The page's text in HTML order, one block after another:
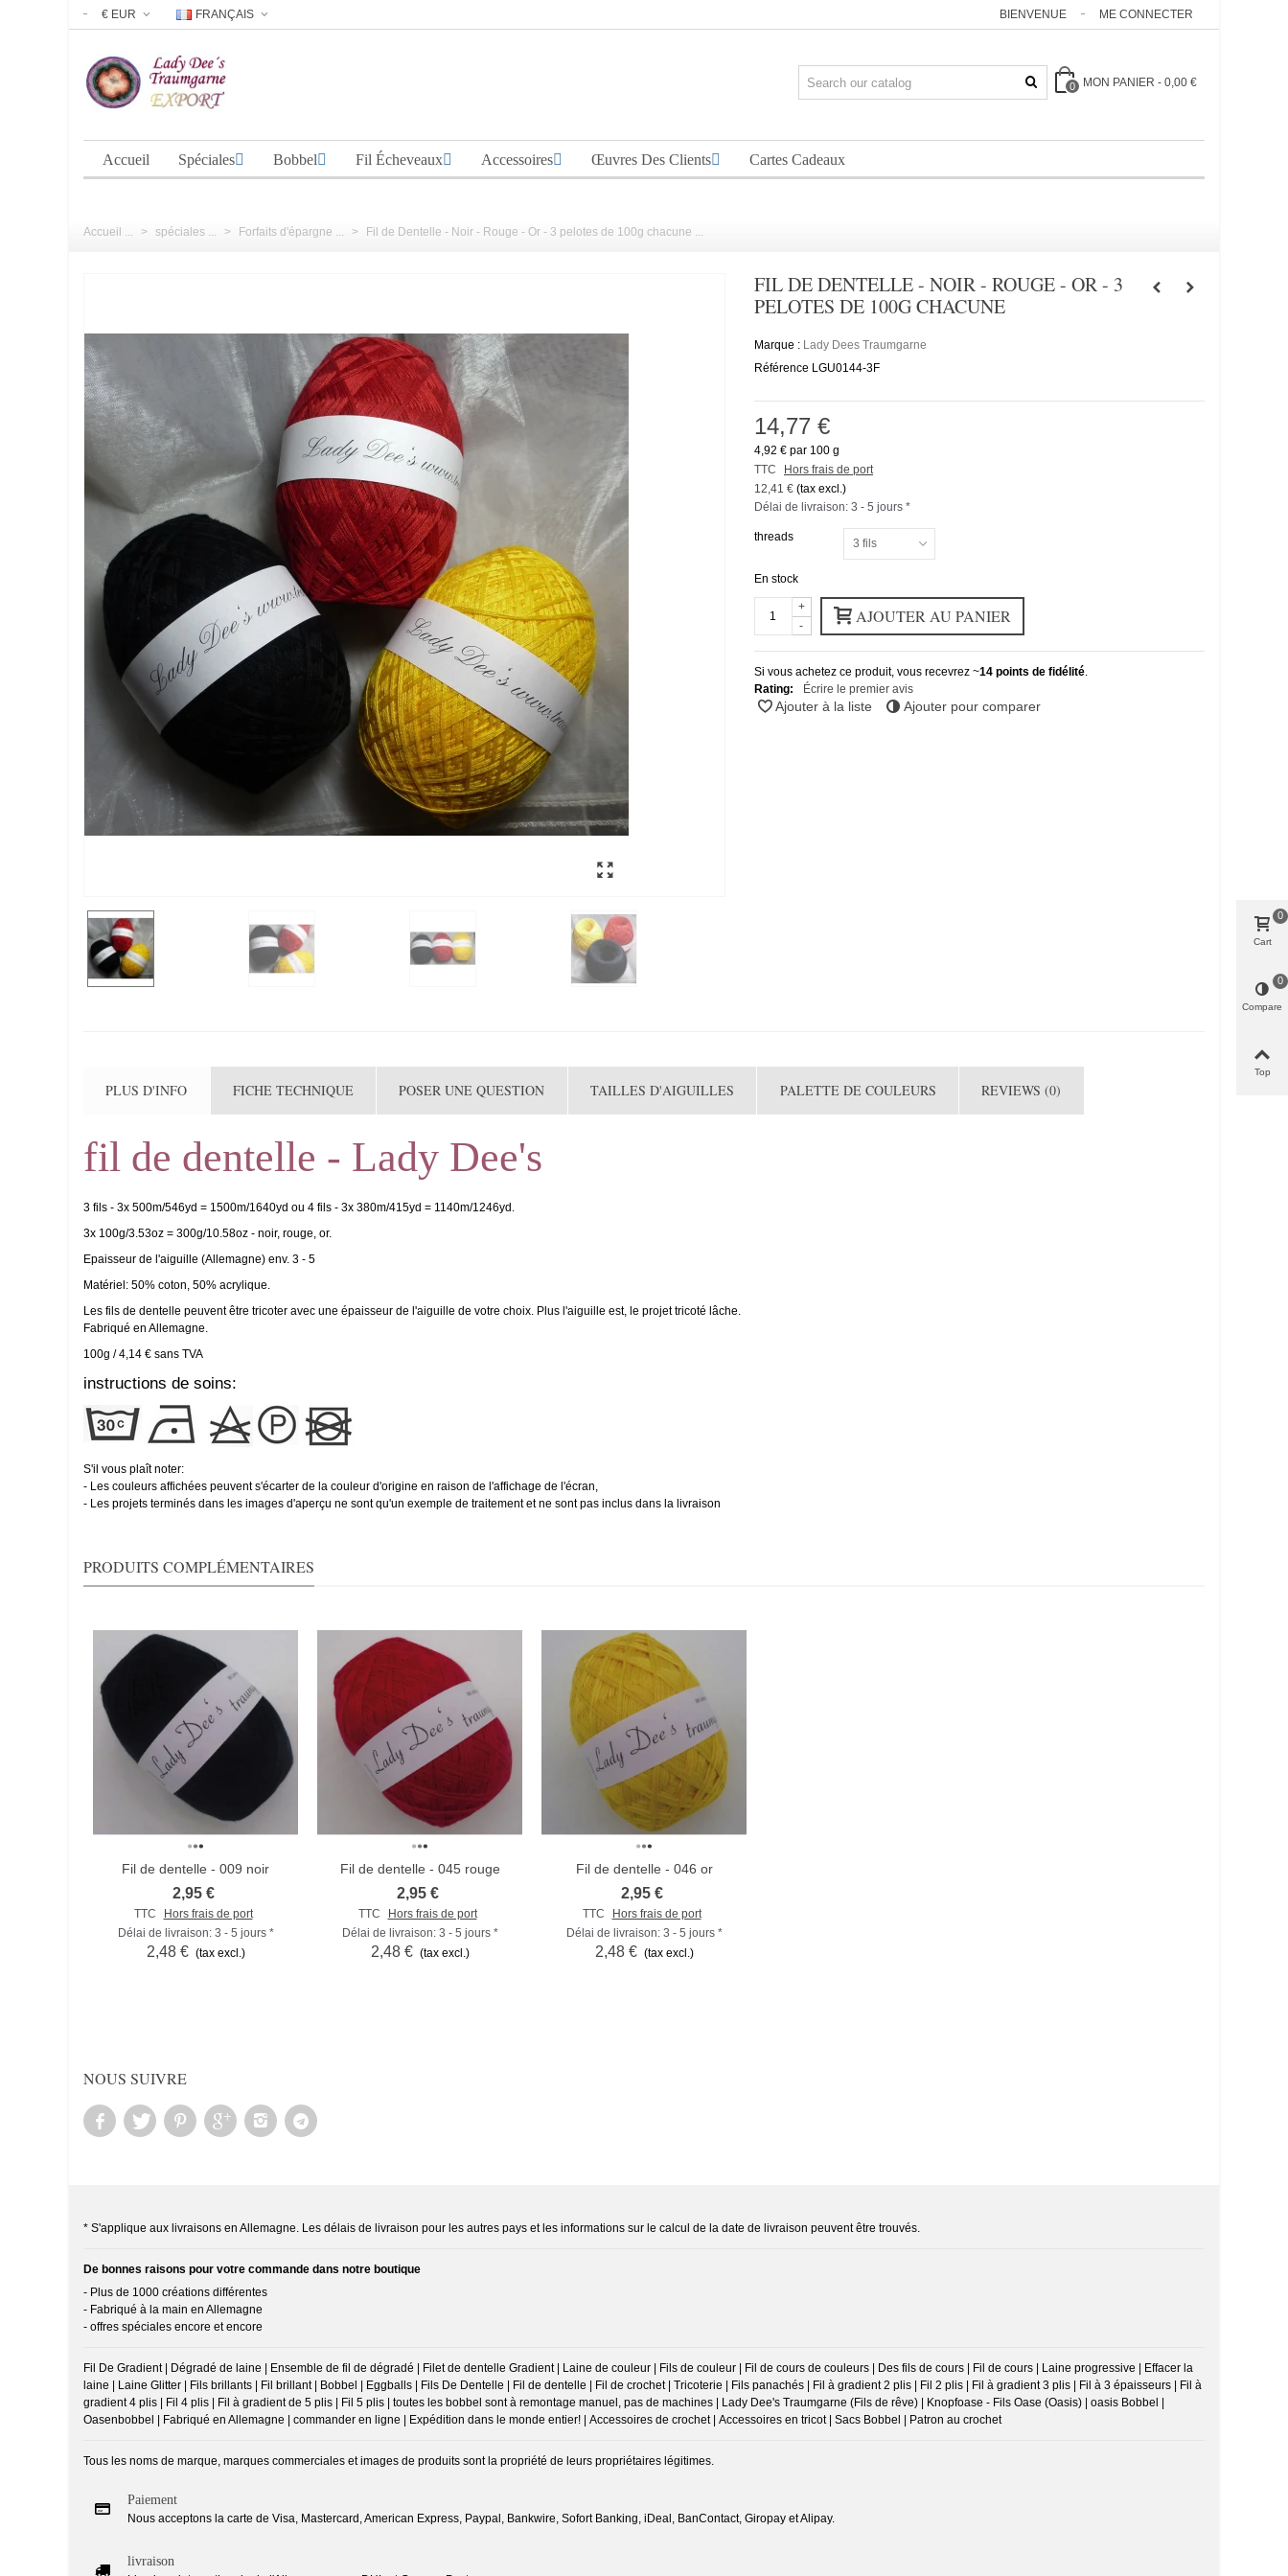
€ EUR FRANÇAIS BIENVENUE ME CONNECTER
0 MON PANIER - 0,00 €
Accueil Spéciales Bobbel Fil Écheveaux Accessoires Œuvres Des Clients Cartes Cadeaux
Accueil ... > spéciales ... > Forfaits d'épargne ... > Fil de Dentelle - Noir - Rouge - Or - 3 pelotes de 100g chacune ...
FIL DE DENTELLE - NOIR - ROUGE - OR - 3
PELOTES DE 100G CHACUNE
Marque : Lady Dees Traumgarne
Référence LGU0144-3F
14,77 €
4,92 €par 100 g
TTC
Hors frais de port
12,41 € (tax excl.)
Délai de livraison: 3 - 5 jours *
threads 3 fils
En stock
-
+ AJOUTER AU PANIER
Si vous achetez ce produit, vous recevrez ~14points de fidélité.
Rating:
Écrire le premier avis
Ajouter à la liste Ajouter pour comparer
PLUS D'INFO FICHE TECHNIQUE POSER UNE QUESTION TAILLES D'AIGUILLES PALETTE DE COULEURS REVIEWS (0)
fil de dentelle - Lady Dee's
3 fils - 3x 500m/546yd = 1500m/1640yd ou 4 fils - 3x 380m/415yd = 1140m/1246yd.
3x 100g/3.53oz = 300g/10.58oz - noir, rouge, or.
Epaisseur de l'aiguille (Allemagne) env. 3 - 5
Matériel: 50% coton, 50% acrylique.
Les fils de dentelle peuvent être tricoter avec une épaisseur de l'aiguille de votre choix. Plus l'aiguille est, le projet tricoté lâche.
Fabriqué en Allemagne.
100g / 4,14 € sans TVA
instructions de soins:
S'il vous plaît noter:
- Les couleurs affichées peuvent s'écarter de la couleur d'origine en raison de l'affichage de l'écran,
- Les projets terminés dans les images d'aperçu ne sont qu'un exemple de traitement et ne sont pas inclus dans la livraison
PRODUITS COMPLÉMENTAIRES
Comparer
Fil de dentelle - 009 noir
2,95 €
TTC
Hors frais de port
Délai de livraison: 3 - 5 jours *
2,48 € (tax excl.)
Comparer
Fil de dentelle - 045 rouge
2,95 €
TTC
Hors frais de port
Délai de livraison: 3 - 5 jours *
2,48 € (tax excl.)
Comparer
Fil de dentelle - 046 or
2,95 €
TTC
Hors frais de port
Délai de livraison: 3 - 5 jours *
2,48 € (tax excl.)
NOUS SUIVRE
* S'applique aux livraisons en Allemagne. Les délais de livraison pour les autres pays et les informations sur le calcul de la date de livraison peuvent être trouvés.
De bonnes raisons pour votre commande dans notre boutique
- Plus de 1000 créations différentes
- Fabriqué à la main en Allemagne
- offres spéciales encore et encore
Fil De Gradient | Dégradé de laine | Ensemble de fil de dégradé | Filet de dentelle Gradient | Laine de couleur | Fils de couleur | Fil de cours de couleurs | Des fils de cours | Fil de cours | Laine progressive | Effacer la
laine | Laine Glitter | Fils brillants | Fil brillant | Bobbel | Eggballs | Fils De Dentelle | Fil de dentelle | Fil de crochet | Tricoterie | Fils panachés | Fil à gradient 2 plis | Fil 2 plis | Fil à gradient 3 plis | Fil à 3 épaisseurs | Fil à
gradient 4 plis | Fil 4 plis | Fil à gradient de 5 plis | Fil 5 plis | toutes les bobbel sont à remontage manuel, pas de machines | Lady Dee's Traumgarne (Fils de rêve) | Knopfoase - Fils Oase (Oasis) | oasis Bobbel |
Oasenbobbel | Fabriqué en Allemagne | commander en ligne | Expédition dans le monde entier! | Accessoires de crochet | Accessoires en tricot | Sacs Bobbel | Patron au crochet
Tous les noms de marque, marques commerciales et images de produits sont la propriété de leurs propriétaires légitimes.
Paiement
Nous acceptons la carte de Visa, Mastercard, American Express, Paypal, Bankwire, Sofort Banking, iDeal, BanContact, Giropay et Alipay.
livraison
Cart
0
Compare
0
Top